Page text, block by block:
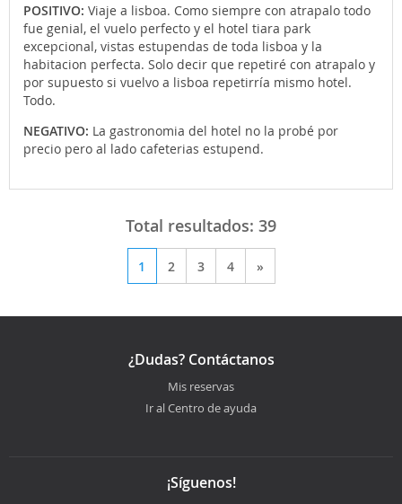
POSITIVO: Viaje a lisboa. Como siempre con atrapalo todo
fue genial, el vuelo perfecto y el hotel tiara park
excepcional, vistas estupendas de toda lisboa y la
habitacion perfecta. Solo decir que repetiré con atrapalo y
por supuesto si vuelvo a lisboa repetirría mismo hotel.
Todo.
NEGATIVO: La gastronomia del hotel no la probé por
precio pero al lado cafeterias estupend.
Total resultados: 39
1 2 3 4 »
¿Dudas? Contáctanos
Mis reservas
Ir al Centro de ayuda
¡Síguenos!